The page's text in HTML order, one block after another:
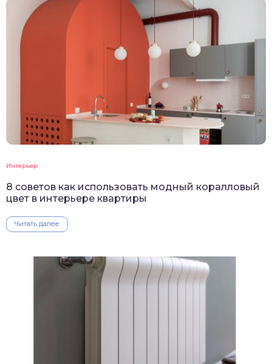
Интерьер
8 советов как использовать модный коралловый
цвет в интерьере квартиры
Читать далее